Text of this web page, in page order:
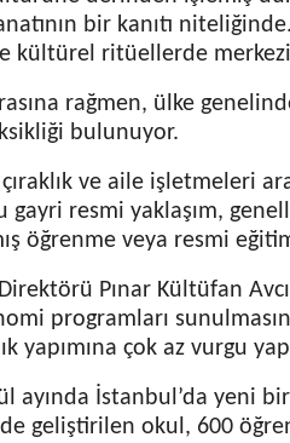
bir kanıtı
kültürel ritüellerde
rağmen, ülke
bulunuyor.
ve aile işletmeleri
resmi yaklaşım,
öğrenme veya resmi
Pınar Kültüfan
programları
yapımına çok az vurgu
ayında İstanbul’da yeni
geliştirilen okul, 600